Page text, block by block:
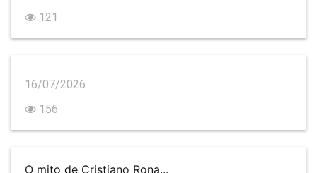
121
16/07/2026
156
O mito de Cristiano Rona...